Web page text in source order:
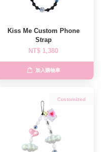
Kiss Me Custom Phone
Strap
NT$ 1,380
加入購物車
Customized